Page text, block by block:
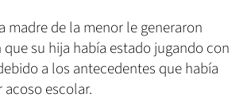
madre de la menor le generaron
su hija había estado jugando con
a los antecedentes que había
escolar.